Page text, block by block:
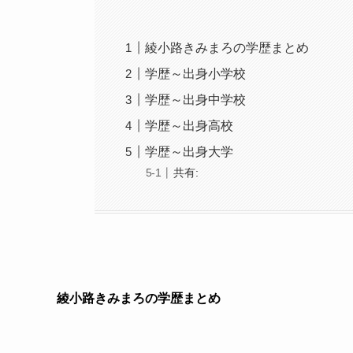
綾小路きみまろの学歴まとめ
学歴～出身小学校
学歴～出身中学校
学歴～出身高校
学歴～出身大学
共有:
綾小路きみまろの学歴まとめ